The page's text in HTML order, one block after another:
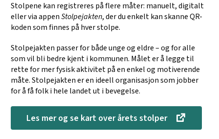
Stolpene kan registreres på flere måter: manuelt, digitalt
eller via appenStolpejakten, der du enkelt kan skanne QR-
koden som finnes på hver stolpe.
Stolpejakten passer for både unge og eldre – og for alle
som vil bli bedre kjent i kommunen. Målet er å legge til
rette for mer fysisk aktivitet på en enkel og motiverende
måte. Stolpejakten er en ideell organisasjon som jobber
for å få folk i hele landet ut i bevegelse.
Les mer og se kart over årets stolper